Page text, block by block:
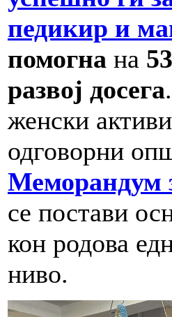
педикир и
помогна на
развој досега
женски
одговорни
Меморандум
се постави
кон родова
ниво.